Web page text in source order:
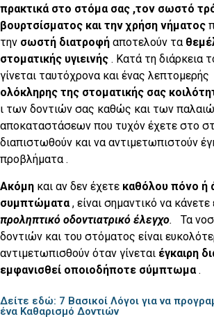
πρακτικά στο στόμα σας ,τον σωστό
βουρτσίσματος και την χρήση νήματος
την σωστή διατροφή αποτελούν τα
στοματικής υγιεινής . Κατά τη διάρκεια
γίνεται ταυτόχρονα και ένας λεπτομερής
ολόκληρης της στοματικής σας
ι των δοντιών σας καθώς και των
αποκαταστάσεων που τυχόν έχετε στο
διαπιστωθούν και να αντιμετωπιστούν
προβλήματα .
Ακόμη και αν δεν έχετε καθόλου πόνο ή
συμπτώματα , είναι σημαντικό να κάνετε
προληπτικό οδοντιατρικό έλεγχο.
Τα
δοντιών και του στόματος είναι
αντιμετωπισθούν όταν γίνεται έγκαιρη
εμφανισθεί οποιοδήποτε σύμπτωμα .
Δείτε εδώ: 7 Βασικοί Λόγοι για να
ένα Καθαρισμό Δοντιών